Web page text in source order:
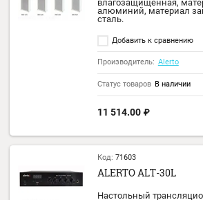
Для озвучивания
сложными
для промышленных
уровнем шума
громкоговорители
HM-25T.
Добавить к
9 555.00